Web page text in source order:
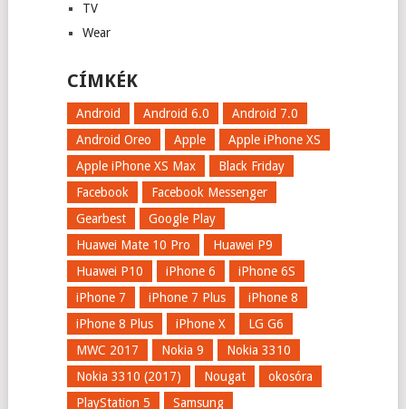
TV
Wear
CÍMKÉK
Android Android 6.0
Android 7.0
Android Oreo
Apple
Apple iPhone XS
Apple iPhone XS Max
Black Friday
Facebook
Facebook Messenger
Gearbest
Google Play
Huawei Mate 10 Pro
Huawei P9
Huawei P10
iPhone 6
iPhone 6S
iPhone 7
iPhone 7 Plus
iPhone 8
iPhone 8 Plus
iPhone X
LG G6
MWC 2017
Nokia 9
Nokia 3310
Nokia 3310 (2017)
Nougat
okosóra
PlayStation 5
Samsung